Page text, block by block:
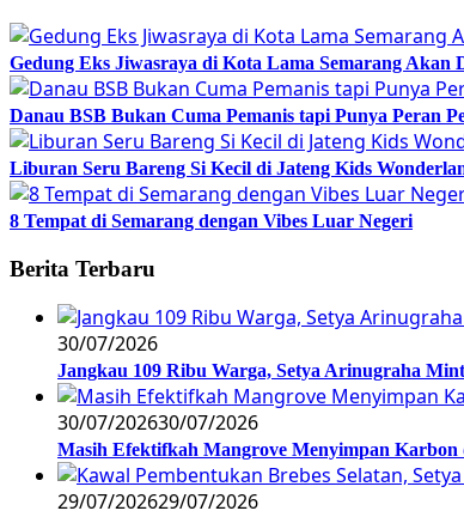
Gedung Eks Jiwasraya di Kota Lama Semarang Akan
Danau BSB Bukan Cuma Pemanis tapi Punya Peran
Liburan Seru Bareng Si Kecil di Jateng Kids
8 Tempat di Semarang dengan Vibes Luar Negeri
Berita Terbaru
30/07/2026
Jangkau 109 Ribu Warga, Setya Arinugraha
30/07/202630/07/2026
Masih Efektifkah Mangrove Menyimpan
29/07/202629/07/2026